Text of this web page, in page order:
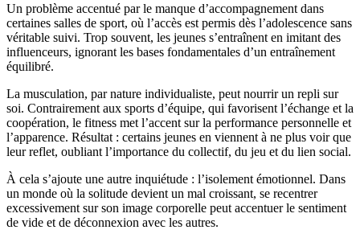
Un problème accentué par le manque d’accompagnement dans
certaines salles de sport, où l’accès est permis dès l’adolescence sans
véritable suivi. Trop souvent, les jeunes s’entraînent en imitant des
influenceurs, ignorant les bases fondamentales d’un entraînement
équilibré.
La musculation, par nature individualiste, peut nourrir un repli sur
soi. Contrairement aux sports d’équipe, qui favorisent l’échange et la
coopération, le fitness met l’accent sur la performance personnelle et
l’apparence. Résultat : certains jeunes en viennent à ne plus voir que
leur reflet, oubliant l’importance du collectif, du jeu et du lien social.
À cela s’ajoute une autre inquiétude : l’isolement émotionnel. Dans
un monde où la solitude devient un mal croissant, se recentrer
excessivement sur son image corporelle peut accentuer le sentiment
de vide et de déconnexion avec les autres.